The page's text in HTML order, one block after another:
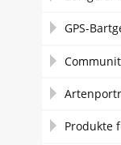
GPS-
Produkte